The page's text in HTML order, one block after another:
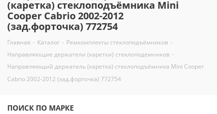
(каретка) стеклоподъёмника Mini
Cooper Cabrio 2002-2012
(зад.форточка) 772754
Главная - Каталог - Ремкомплекты стеклоподъёмников -
Направляющие держатели (каретки) стеклоподемников -
Направляющий держатель (каретка) стеклоподъёмника Mini Cooper
Cabrio 2002-2012 (зад.форточка) 772754
ПОИСК ПО МАРКЕ